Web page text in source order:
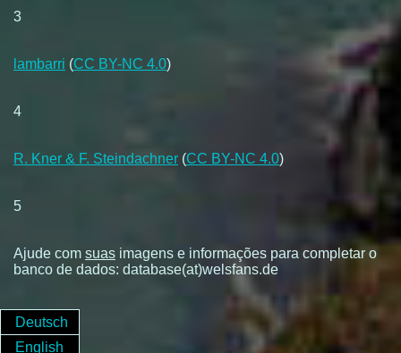
3
lambarri (CC BY-NC 4.0)
4
R. Kner & F. Steindachner (CC BY-NC 4.0)
5
Ajude com suas imagens e informações para completar o
banco de dados: database(at)welsfans.de
Deutsch
English